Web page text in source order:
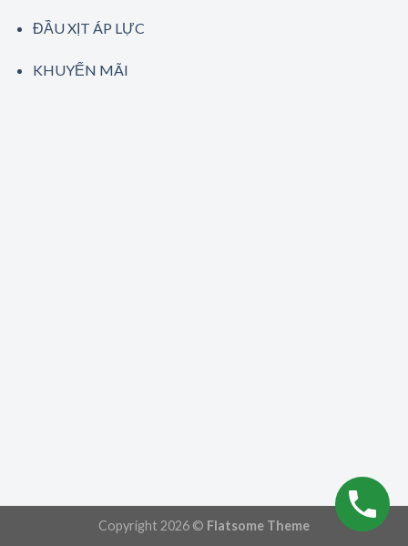
ĐẦU XỊT ÁP LỰC
KHUYẾN MÃI
Copyright 2026 © Flatsome Theme